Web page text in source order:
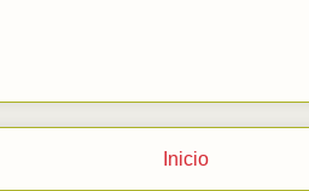
Inicio